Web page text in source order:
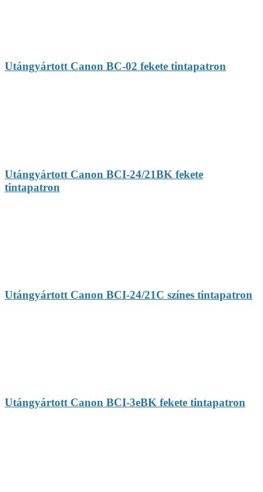
Utángyártott Canon BC-02 fekete tintapatron
Utángyártott Canon BCI-24/21BK fekete
tintapatron
Utángyártott Canon BCI-24/21C színes tintapatron
Utángyártott Canon BCI-3eBK fekete tintapatron